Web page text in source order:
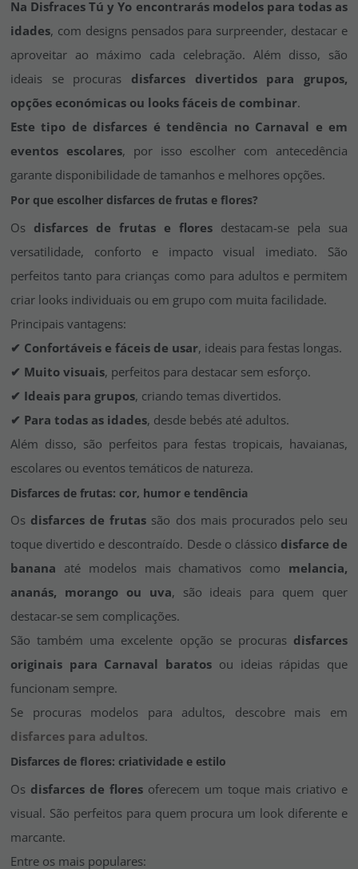
Na Disfraces Tú y Yo encontrarás modelos para todas as
idades, com designs pensados para surpreender, destacar e
aproveitar ao máximo cada celebração. Além disso, são
ideais se procuras disfarces divertidos para grupos,
opções económicas ou looks fáceis de combinar.
Este tipo de disfarces é tendência no Carnaval e em
eventos escolares, por isso escolher com antecedência
garante disponibilidade de tamanhos e melhores opções.
Por que escolher disfarces de frutas e flores?
Os disfarces de frutas e flores destacam-se pela sua
versatilidade, conforto e impacto visual imediato. São
perfeitos tanto para crianças como para adultos e permitem
criar looks individuais ou em grupo com muita facilidade.
Principais vantagens:
✔ Confortáveis e fáceis de usar, ideais para festas longas.
✔ Muito visuais, perfeitos para destacar sem esforço.
✔ Ideais para grupos, criando temas divertidos.
✔ Para todas as idades, desde bebés até adultos.
Além disso, são perfeitos para festas tropicais, havaianas,
escolares ou eventos temáticos de natureza.
Disfarces de frutas: cor, humor e tendência
Os disfarces de frutas são dos mais procurados pelo seu
toque divertido e descontraído. Desde o clássico disfarce de
banana até modelos mais chamativos como melancia,
ananás, morango ou uva, são ideais para quem quer
destacar-se sem complicações.
São também uma excelente opção se procuras disfarces
originais para Carnaval baratos ou ideias rápidas que
funcionam sempre.
Se procuras modelos para adultos, descobre mais em
disfarces para adultos.
Disfarces de flores: criatividade e estilo
Os disfarces de flores oferecem um toque mais criativo e
visual. São perfeitos para quem procura um look diferente e
marcante.
Entre os mais populares: